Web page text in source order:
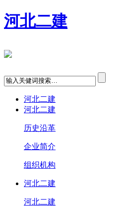
河北二建
河北二建
河北二建
历史沿革
企业简介
组织机构
河北二建
河北二建